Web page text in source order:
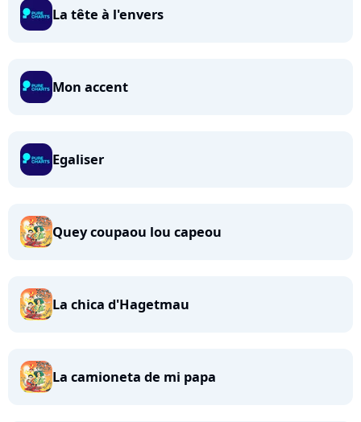
La tête à l'envers
Mon accent
Egaliser
Quey coupaou lou capeou
La chica d'Hagetmau
La camioneta de mi papa